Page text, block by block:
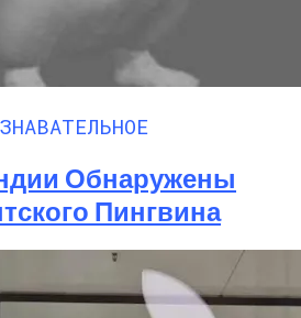
Обнаружены
Пингвина